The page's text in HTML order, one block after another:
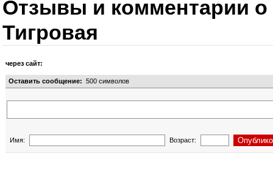
Отзывы и комментарии о
Тигровая
через сайт:
Оставить сообщение: 500 символов
Имя: Возраст: